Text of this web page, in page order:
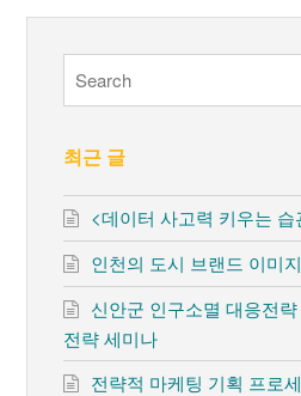
최근 글
<데이터 사고력 키우는
인천의 도시 브랜드 이미
신안군 인구소멸 대응전
전략 세미나
전략적 마케팅 기획 프로